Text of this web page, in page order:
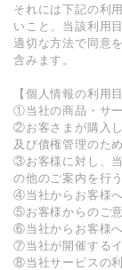
それには下記の利
いこと、当該利⽤
適切な⽅法で同意
含みます。
【個⼈情報の利⽤
①当社の商品・サ
②お客さまが購⼊
及び債権管理のため
③お客様に対し、
の他のご案内を⾏
④当社からお客様
⑤お客様からのご
⑥当社からお客様
⑦当社が開催する
⑧当社サービスの